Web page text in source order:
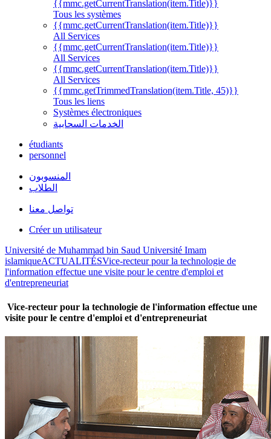
{{mmc.getCurrentTranslation(item.Title)}}
Tous les systèmes
{{mmc.getCurrentTranslation(item.Title)}}
All Services
{{mmc.getCurrentTranslation(item.Title)}}
All Services
{{mmc.getCurrentTranslation(item.Title)}}
All Services
{{mmc.getTrimmedTranslation(item.Title, 45)}}
Tous les liens
Systèmes électroniques
الخدمات السحابية
étudiants
personnel
المنسوبون
الطلاب
تواصل معنا
Créer un utilisateur
Université de Muhammad bin Saud Université Imam
islamiqueACTUALITÉSVice-recteur pour la technologie de
l'information effectue une visite pour le centre d'emploi et
d'entrepreneuriat
Vice-recteur pour la technologie de l'information effectue une
visite pour le centre d'emploi et d'entrepreneuriat